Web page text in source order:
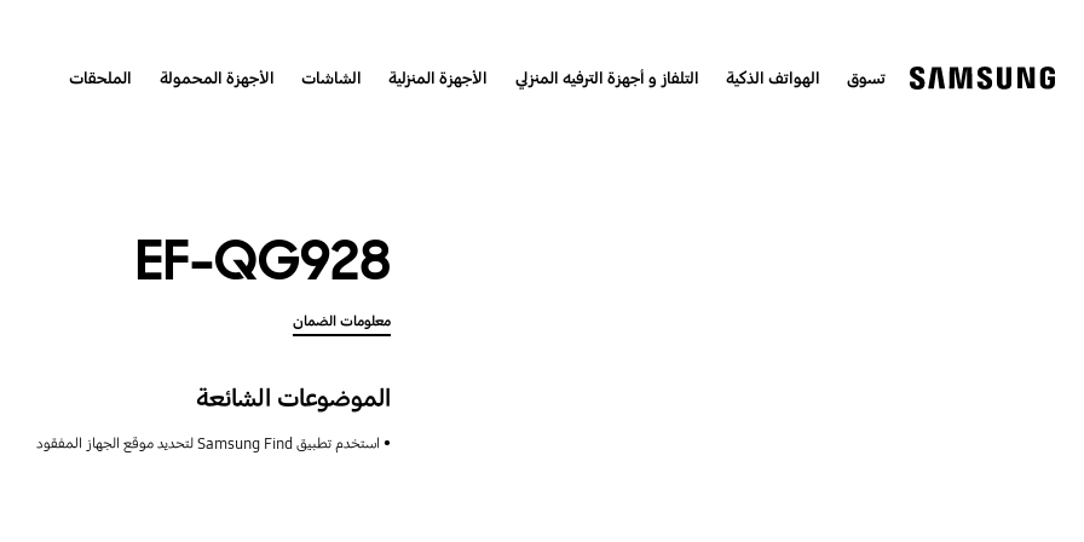
تسوق الهواتف الذكية التلفاز و أجهزة الترفيه المنزلي الأجهزة المنزلية الشاشات الأجهزة المحمولة الملحقات
EF-QG928
معلومات الضمان
الموضوعات الشائعة
استخدم تطبيق Samsung Find لتحديد موقع الجهاز المفقود